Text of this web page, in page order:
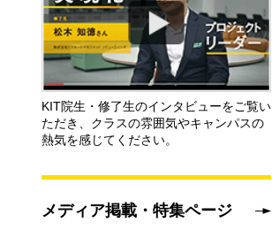
KIT院生・修了生のインタビューをご覧い
ただき、クラスの雰囲気やキャンパスの
熱気を感じてください。
メディア掲載・特集ページ